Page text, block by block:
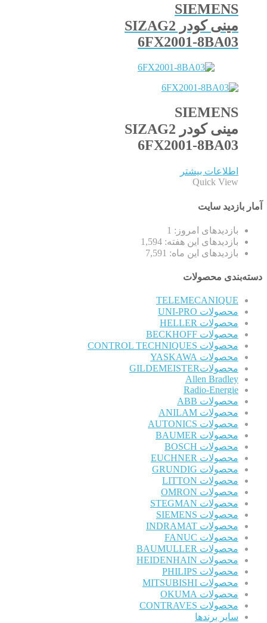
SIEMENS
مینی کودر SIZAG2
6FX2001-8BA03
SIEMENS
مینی کودر SIZAG2
6FX2001-8BA03
اطلاعات بیشتر
Quick View
آمار بازدید سایت
بازدیدهای امروز: 1
بازدیدهای این هفته: 1,594
بازدیدهای این ماه: 7,591
دسته‌بندی محصولات
TELEMECANIQUE
محصولات UNI-PRO
محصولات HELLER
محصولات BECKHOFF
محصولات CONTROL TECHNIQUES
محصولات YASKAWA
محصولاتGILDEMEISTER
Allen Bradley
Radio-Energie
محصولات ABB
محصولات ANILAM
محصولات AUTONICS
محصولات BAUMER
محصولات BOSCH
محصولات EUCHNER
محصولات GRUNDIG
محصولات LITTON
محصولات OMRON
محصولات STEGMAN
محصولات SIEMENS
محصولات INDRAMAT
محصولات FANUC
محصولات BAUMULLER
محصولات HEIDENHAIN
محصولات PHILIPS
محصولات MITSUBISHI
محصولات OKUMA
محصولات CONTRAVES
سایر برندها